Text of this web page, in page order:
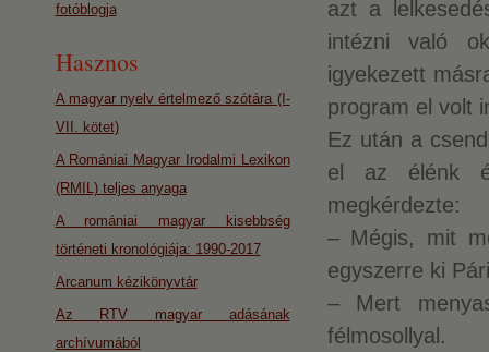
azt a
intézni való
igyekezett
program el volt
Ez után a
el az élénk
megkérdezte:
– Mégis, mit
egyszerre ki
– Mert
félmosollyal.
fotóblogja
Hasznos
A magyar nyelv értelmező szótára (I-
VII. kötet)
A Romániai Magyar Irodalmi Lexikon
(RMIL) teljes anyaga
A romániai magyar kisebbség
történeti kronológiája: 1990-2017
Arcanum kézikönyvtár
Az RTV magyar adásának
archívumából